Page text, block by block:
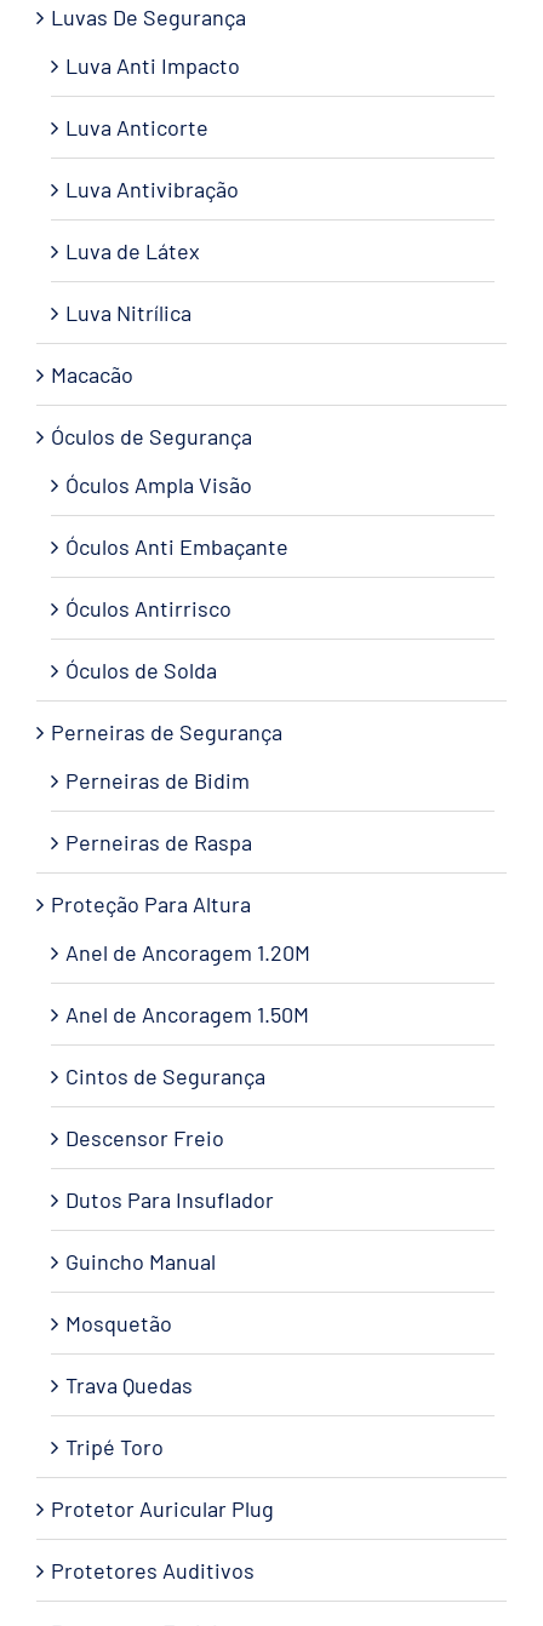
Luvas De Segurança
Luva Anti Impacto
Luva Anticorte
Luva Antivibração
Luva de Látex
Luva Nitrílica
Macacão
Óculos de Segurança
Óculos Ampla Visão
Óculos Anti Embaçante
Óculos Antirrisco
Óculos de Solda
Perneiras de Segurança
Perneiras de Bidim
Perneiras de Raspa
Proteção Para Altura
Anel de Ancoragem 1.20M
Anel de Ancoragem 1.50M
Cintos de Segurança
Descensor Freio
Dutos Para Insuflador
Guincho Manual
Mosquetão
Trava Quedas
Tripé Toro
Protetor Auricular Plug
Protetores Auditivos